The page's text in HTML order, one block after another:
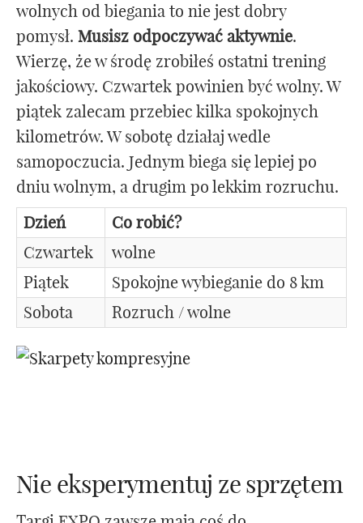
wolnych od biegania to nie jest dobry
pomysł. Musisz odpoczywać aktywnie.
Wierzę, że w środę zrobiłeś ostatni trening
jakościowy. Czwartek powinien być wolny. W
piątek zalecam przebiec kilka spokojnych
kilometrów. W sobotę działaj wedle
samopoczucia. Jednym biega się lepiej po
dniu wolnym, a drugim po lekkim rozruchu.
Dzień
Co robić?
Czwartek
wolne
Piątek
Spokojne wybieganie do 8 km
Sobota
Rozruch / wolne
Nie eksperymentuj ze sprzętem